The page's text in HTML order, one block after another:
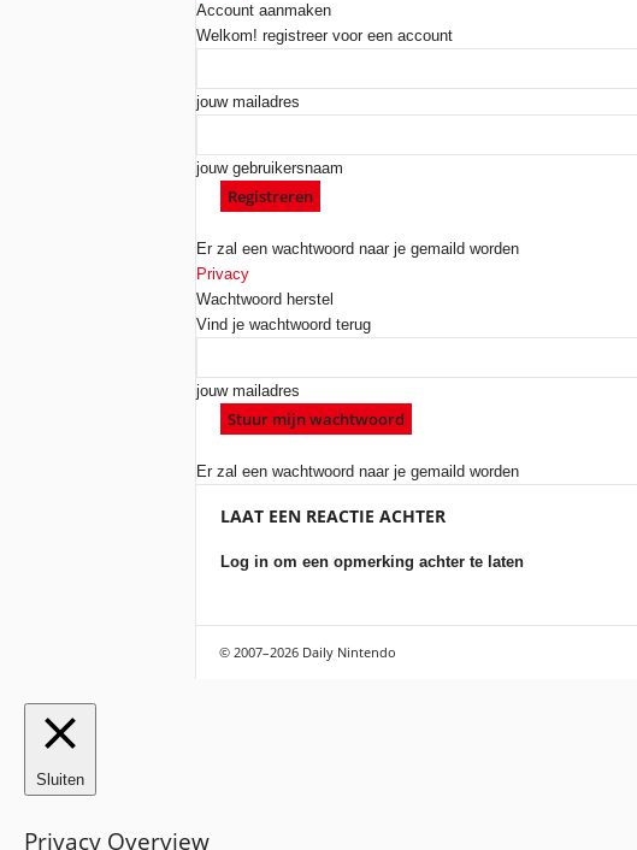
Account aanmaken
Welkom! registreer voor een account
jouw mailadres
jouw gebruikersnaam
Er zal een wachtwoord naar je gemaild worden
Privacy
Wachtwoord herstel
Vind je wachtwoord terug
jouw mailadres
Er zal een wachtwoord naar je gemaild worden
LAAT EEN REACTIE ACHTER
Log in om een opmerking achter te laten
© 2007–2026 Daily Nintendo
Sluiten
Privacy Overview